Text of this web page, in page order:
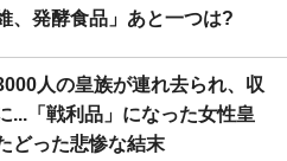
、発酵食品」あと一つは?
人の皇族が連れ去られ、収
...「戦利品」になった女性皇
どった悲惨な結末